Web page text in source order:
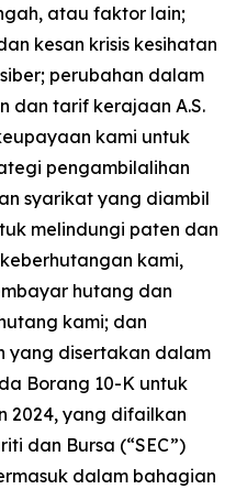
atau faktor lain;
kesan krisis kesihatan
perubahan dalam
dan tarif kerajaan A.S.
kami untuk
pengambilalihan
syarikat yang diambil
melindungi paten dan
kami,
hutang dan
kami; dan
yang disertakan dalam
Borang 10-K untuk
2024, yang difailkan
dan Bursa (“SEC”)
dalam bahagian